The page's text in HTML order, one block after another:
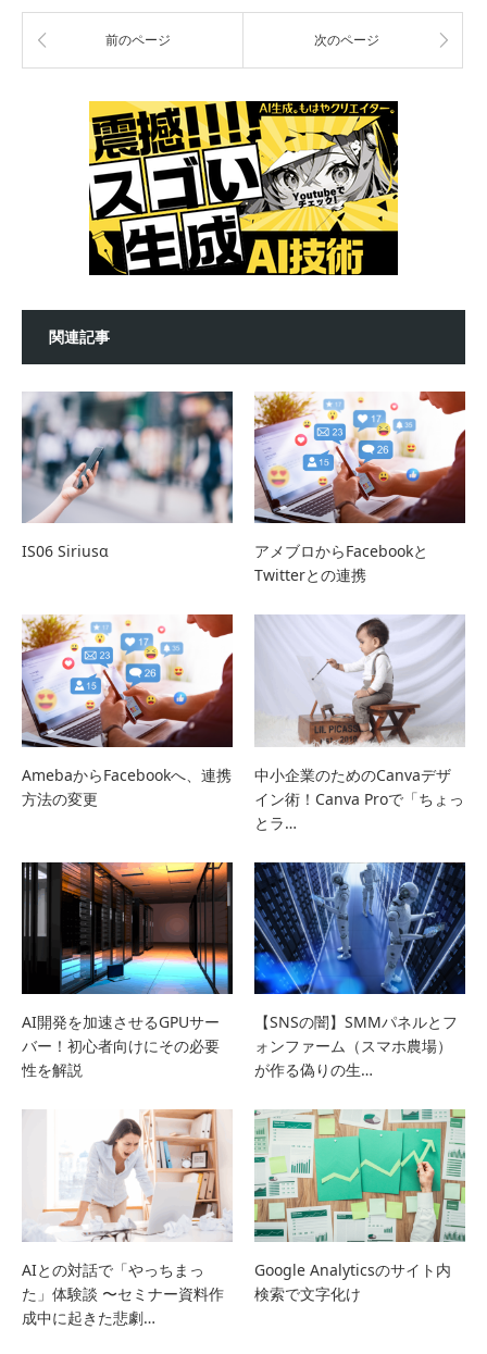
前のページ 次のページ
関連記事
IS06 Siriusα
アメブロからFacebookと
Twitterとの連携
AmebaからFacebookへ、連携
方法の変更
中小企業のためのCanvaデザ
イン術！Canva Proで「ちょっ
とラ…
AI開発を加速させるGPUサー
バー！初心者向けにその必要
性を解説
【SNSの闇】SMMパネルとフ
ォンファーム（スマホ農場）
が作る偽りの生…
AIとの対話で「やっちまっ
た」体験談 〜セミナー資料作
成中に起きた悲劇…
Google Analyticsのサイト内
検索で文字化け